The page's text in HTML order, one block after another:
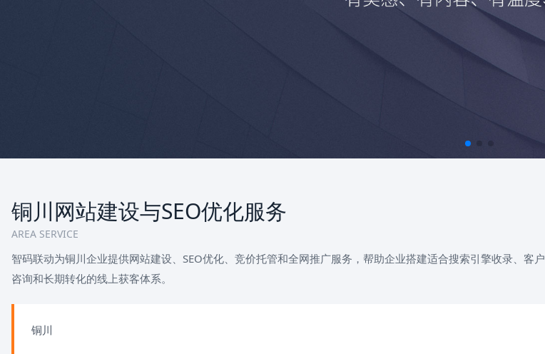
铜川网站建设与SEO优化服务
AREA SERVICE
智码联动为铜川企业提供网站建设、SEO优化、竞价托管和全网推广服务，帮助企业搭建适合搜索引擎收录、客户
咨询和长期转化的线上获客体系。
铜川